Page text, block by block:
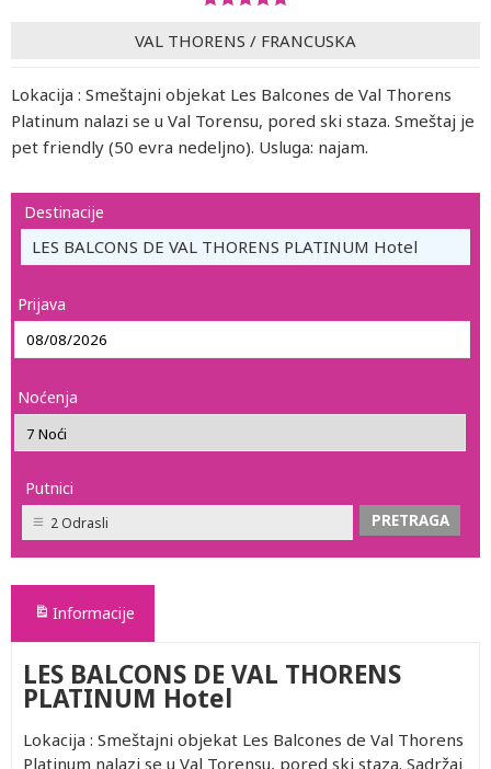
VAL THORENS / FRANCUSKA
Lokacija : Smeštajni objekat Les Balcones de Val Thorens
Platinum nalazi se u Val Torensu, pored ski staza. Smeštaj je
pet friendly (50 evra nedeljno). Usluga: najam.
Destinacije
LES BALCONS DE VAL THORENS PLATINUM Hotel
Prijava
Noćenja
Putnici
2 Odrasli
Informacije
LES BALCONS DE VAL THORENS
PLATINUM Hotel
Lokacija : Smeštajni objekat Les Balcones de Val Thorens
Platinum nalazi se u Val Torensu, pored ski staza. Sadržaj